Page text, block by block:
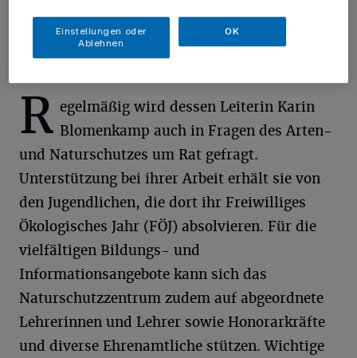
R egelmäßig wird dessen Leiterin Karin
Blomenkamp auch in Fragen des Arten-
und Naturschutzes um Rat gefragt.
Unterstützung bei ihrer Arbeit erhält sie von
den Jugendlichen, die dort ihr Freiwilliges
Ökologisches Jahr (FÖJ) absolvieren. Für die
vielfältigen Bildungs- und
Informationsangebote kann sich das
Naturschutzzentrum zudem auf abgeordnete
Lehrerinnen und Lehrer sowie Honorarkräfte
und diverse Ehrenamtliche stützen. Wichtige
Einstellungen oder
Ablehnen
OK